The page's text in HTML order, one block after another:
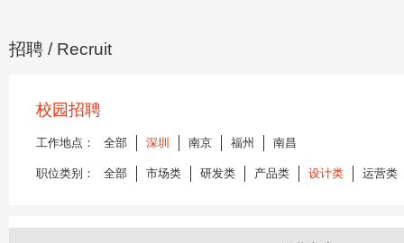
招聘 / Recruit
校园招聘
工作地点： 全部 深圳 南京 福州 南昌
职位类别： 全部 市场类 研发类 产品类 设计类 运营类